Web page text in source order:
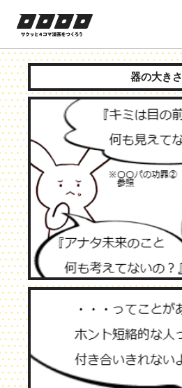
サクッと４コ
ママンガを作
ろう
器の大きさ